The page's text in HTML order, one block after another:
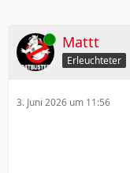
Online Mattt
Erleuchteter
3. Juni 2026 um 11:56